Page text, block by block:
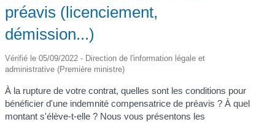
préavis (licenciement,
démission...)
Vérifié le 05/09/2022 - Direction de l'information légale et
administrative (Première ministre)
À la rupture de votre contrat, quelles sont les conditions pour
bénéficier d'une indemnité compensatrice de préavis ? À quel
montant s'élève-t-elle ? Nous vous présentons les